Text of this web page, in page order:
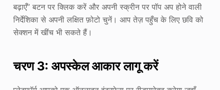
बढ़ाएँ” बटन पर क्लिक करें और अपनी स्क्रीन पर पॉप अप होने वाली
निर्देशिका से अपनी लक्षित फ़ोटो चुनें। आप तेज़ पहुँच के लिए छवि को
सेक्शन में खींच भी सकते हैं।
चरण 3: अपस्केल आकार लागू करें